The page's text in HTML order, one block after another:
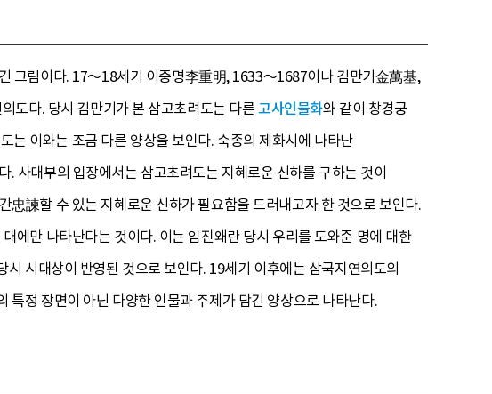
그림이다. 17～18세기 이중명李重明, 1633～1687이나 김만기金萬基,
도다. 당시 김만기가 본 삼고초려도는 다른고사인물화와 같이 창경궁
이와는 조금 다른 양상을 보인다. 숙종의 제화시에 나타난
사대부의 입장에서는 삼고초려도는 지혜로운 신하를 구하는 것이
諫할 수 있는 지혜로운 신하가 필요함을 드러내고자 한 것으로 보인다.
에만 나타난다는 것이다. 이는 임진왜란 당시 우리를 도와준 명에 대한
시대상이 반영된 것으로 보인다. 19세기 이후에는 삼국지연의도의
정 장면이 아닌 다양한 인물과 주제가 담긴 양상으로 나타난다.